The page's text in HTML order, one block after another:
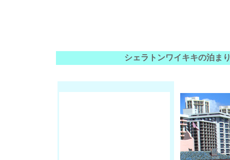
シェラトンワイキキの泊ま